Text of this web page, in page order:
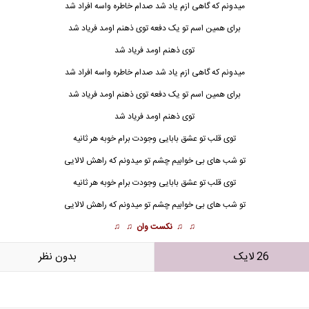
میدونم که گاهی ازم یاد شد صدام خاطره واسه افراد شد
برای همین اسم تو یک دفعه توی ذهنم اومد فریادشد
توی ذهنم اومد فریاد شد
میدونم که گاهی ازم یاد شد صدام خاطره واسه افراد شد
برای همین اسم تو یک دفعه توی ذهنم اومد فریاد شد
توی ذهنم اومد فریاد شد
توی قلب تو عشق بابایی وجودت برام خوبه هر ثانیه
تو شب های بی خوابیم چشم تو میدونم که راهش لالایی
توی قلب تو عشق بابایی وجودت برام خوبه هر ثانیه
تو شب های بی خوابیم چشم تو میدونم که راهش لالایی
♫ ♫ نکست وان ♫ ♫
26 لایک بدون نظر